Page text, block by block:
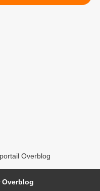
Overblog
Overblog